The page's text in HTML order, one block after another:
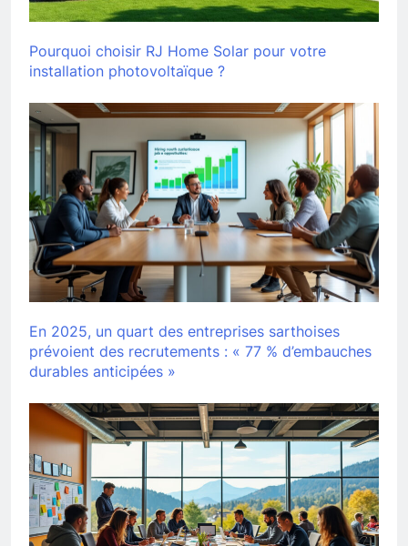
Pourquoi choisir RJ Home Solar pour votre
installation photovoltaïque ?
En 2025, un quart des entreprises sarthoises
prévoient des recrutements : « 77 % d’embauches
durables anticipées »